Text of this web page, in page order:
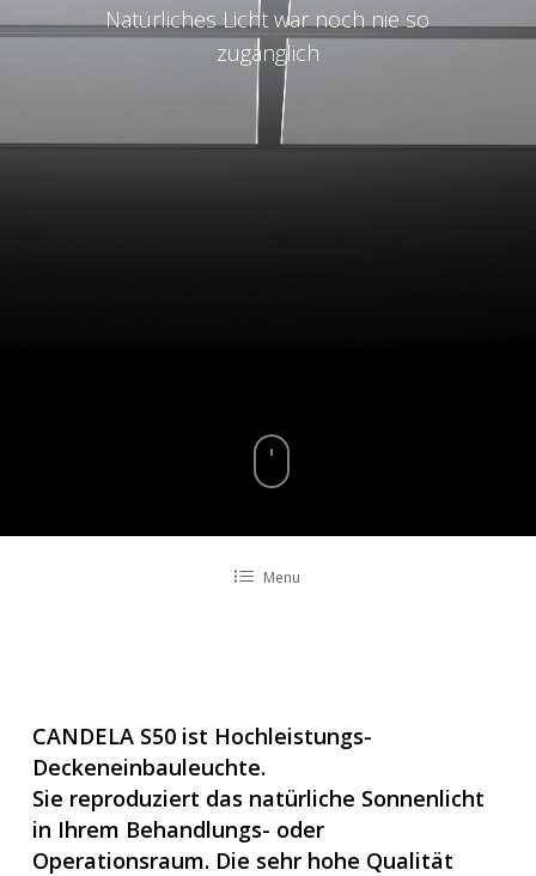
Natürliches Licht war noch nie so
zugänglich
Menu
CANDELA S50 ist Hochleistungs-
Deckeneinbauleuchte.
Sie reproduziert das natürliche Sonnenlicht
in Ihrem Behandlungs- oder
Operationsraum. Die sehr hohe Qualität